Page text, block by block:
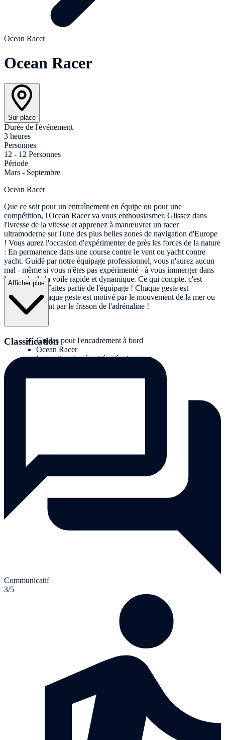
Ocean Racer
Ocean Racer
Sur place
Durée de l'événement
3 heures
Personnes
12 - 12 Personnes
Période
Mars - Septembre
Ocean Racer
Que ce soit pour un entraînement en équipe ou pour une
compétition, l'Ocean Racer va vous enthousiasmer. Glissez dans
l'ivresse de la vitesse et apprenez à manœuvrer un racer
ultramoderne sur l'une des plus belles zones de navigation d'Europe
! Vous aurez l'occasion d'expérimenter de près les forces de la nature
: En permanence dans une course contre le vent ou yacht contre
yacht. Guidé par notre équipage professionnel, vous n'aurez aucun
mal - même si vous n'êtes pas expérimenté - à vous immerger dans
le monde de la voile rapide et dynamique. Ce qui compte, c'est
l'interaction : Faites partie de l'équipage ! Chaque geste est
important. Chaque geste est motivé par le mouvement de la mer ou
tout simplement par le frisson de l'adrénaline !
Prestations :
Guides pour l'encadrement à bord
Ocean Racer
Instruction de sécurité et équipement
Afficher plus
Classification
Communicatif
3/5